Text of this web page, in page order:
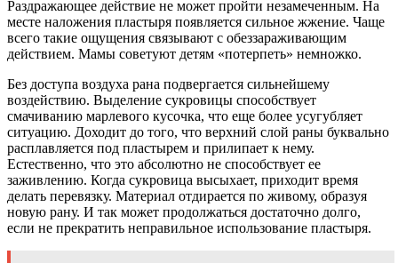
Раздражающее действие не может пройти незамеченным. На
месте наложения пластыря появляется сильное жжение. Чаще
всего такие ощущения связывают с обеззараживающим
действием. Мамы советуют детям «потерпеть» немножко.
Без доступа воздуха рана подвергается сильнейшему
воздействию. Выделение сукровицы способствует
смачиванию марлевого кусочка, что еще более усугубляет
ситуацию. Доходит до того, что верхний слой раны буквально
расплавляется под пластырем и прилипает к нему.
Естественно, что это абсолютно не способствует ее
заживлению. Когда сукровица высыхает, приходит время
делать перевязку. Материал отдирается по живому, образуя
новую рану. И так может продолжаться достаточно долго,
если не прекратить неправильное использование пластыря.